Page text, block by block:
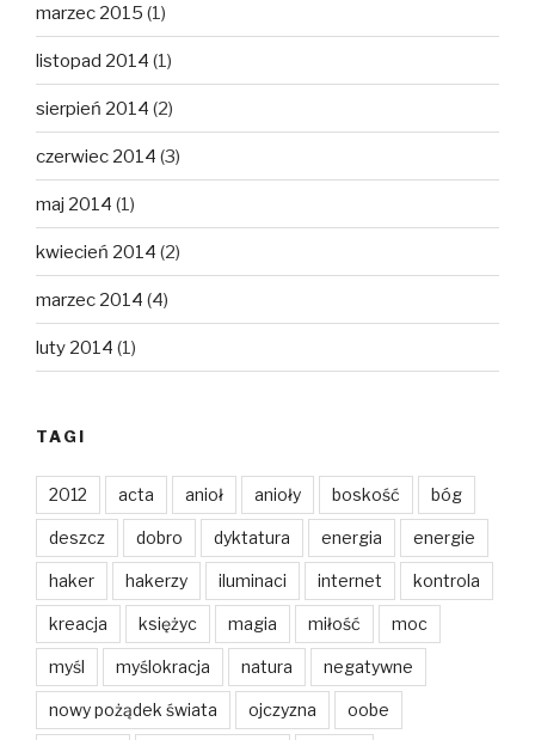
marzec 2015 (1)
listopad 2014 (1)
sierpień 2014 (2)
czerwiec 2014 (3)
maj 2014 (1)
kwiecień 2014 (2)
marzec 2014 (4)
luty 2014 (1)
TAGI
2012 acta anioł anioły boskość bóg
deszcz dobro dyktatura energia energie
haker hakerzy iluminaci internet kontrola
kreacja księżyc magia miłość moc
myśl myślokracja natura negatywne
nowy pożądek świata ojczyzna oobe